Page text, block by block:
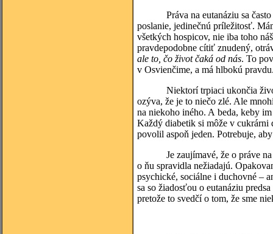
Práva na eutanáziu sa často
poslanie, jedinečnú príležitosť.
všetkých hospicov, nie iba toho
pravdepodobne cítiť znudený,
ale to, čo život čaká od nás. To
v Osvienčime, a má hlbokú
Niektorí trpiaci ukončia život
ozýva, že je to niečo zlé. Ale
na niekoho iného. A beda, keby
Každý diabetik si môže v
povolil aspoň jeden. Potrebuje,
Je zaujímavé, že o práve na
o ňu spravidla nežiadajú.
psychické, sociálne i duchovné –
sa so žiadosťou o eutanáziu
pretože to svedčí o tom, že sme